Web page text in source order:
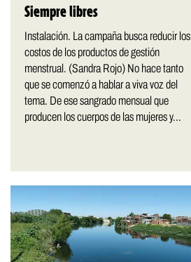
Siempre libres
Instalación. La campaña busca reducir los
costos de los productos de gestión
menstrual. (Sandra Rojo) No hace tanto
que se comenzó a hablar a viva voz del
tema. De ese sangrado mensual que
producen los cuerpos de las mujeres y...